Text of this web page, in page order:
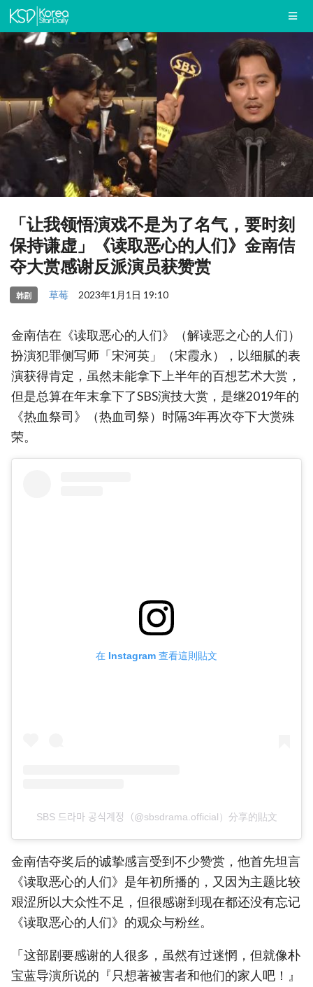
「让我领悟演戏不是为了名气，要时刻
保持谦虚」《读取恶心的人们》金南佶
夺大赏感谢反派演员获赞赏
韩剧 草莓 2023年1月1日 19:10
金南佶在《读取恶心的人们》（解读恶之心的人们）
扮演犯罪侧写师「宋河英」（宋霞永），以细腻的表
演获得肯定，虽然未能拿下上半年的百想艺术大赏，
但是总算在年末拿下了SBS演技大赏，是继2019年的
《热血祭司》（热血司祭）时隔3年再次夺下大赏殊
荣。
在 Instagram 查看這則貼文
SBS 드라마 공식계정（@sbsdrama.official）分享的貼文
金南佶夺奖后的诚挚感言受到不少赞赏，他首先坦言
《读取恶心的人们》是年初所播的，又因为主题比较
艰涩所以大众性不足，但很感谢到现在都还没有忘记
《读取恶心的人们》的观众与粉丝。
「这部剧要感谢的人很多，虽然有过迷惘，但就像朴
宝蓝导演所说的『只想著被害者和他们的家人吧！』